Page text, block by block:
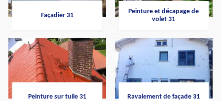
Façadier 31
Peinture et décapage de
volet 31
Peinture sur tuile 31 Ravalement de façade 31